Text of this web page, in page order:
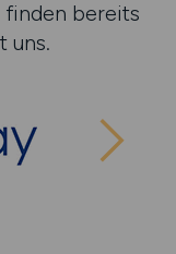
finden bereits
uns.